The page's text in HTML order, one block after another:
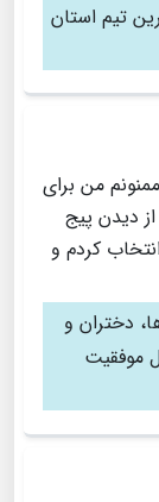
تیم استان
من برای
دیدن پیج
کردم و
دختران و
موفقیت